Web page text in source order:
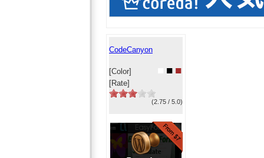
CodeCanyon
[Color] ■ ■
[Rate]
(2.75 / 5.0)